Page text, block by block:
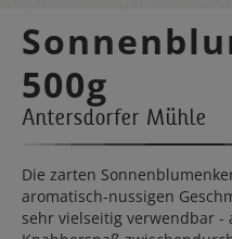
500g
Antersdorfer Mühle
Die zarten
aromatisch-nussigen
sehr vielseitig verwendbar -